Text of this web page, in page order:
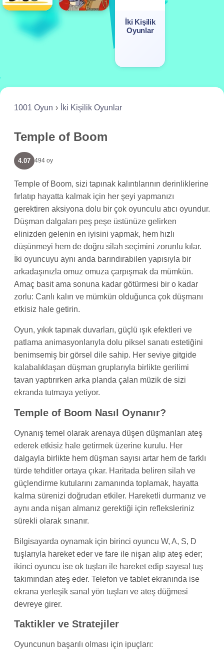
İki Kişilik
Oyunlar
1001 Oyun İki Kişilik Oyunlar
Temple of Boom
4.07 494 oy
Temple of Boom, sizi tapınak kalıntılarının derinliklerine
fırlatıp hayatta kalmak için her şeyi yapmanızı
gerektiren aksiyona dolu bir çok oyunculu atıcı oyundur.
Düşman dalgaları peş peşe üstünüze gelirken
elinizden gelenin en iyisini yapmak, hem hızlı
düşünmeyi hem de doğru silah seçimini zorunlu kılar.
İki oyuncuyu aynı anda barındırabilen yapısıyla bir
arkadaşınızla omuz omuza çarpışmak da mümkün.
Amaç basit ama sonuna kadar götürmesi bir o kadar
zorlu: Canlı kalın ve mümkün olduğunca çok düşmanı
etkisiz hale getirin.
Oyun, yıkık tapınak duvarları, güçlü ışık efektleri ve
patlama animasyonlarıyla dolu piksel sanatı estetiğini
benimsemiş bir görsel dile sahip. Her seviye gitgide
kalabalıklaşan düşman gruplarıyla birlikte gerilimi
tavan yaptırırken arka planda çalan müzik de sizi
ekranda tutmaya yetiyor.
Temple of Boom Nasıl Oynanır?
Oynanış temel olarak arenaya düşen düşmanları ateş
ederek etkisiz hale getirmek üzerine kurulu. Her
dalgayla birlikte hem düşman sayısı artar hem de farklı
türde tehditler ortaya çıkar. Haritada beliren silah ve
güçlendirme kutularını zamanında toplamak, hayatta
kalma sürenizi doğrudan etkiler. Hareketli durmanız ve
aynı anda nişan almanız gerektiği için refleksleriniz
sürekli olarak sınanır.
Bilgisayarda oynamak için birinci oyuncu W, A, S, D
tuşlarıyla hareket eder ve fare ile nişan alıp ateş eder;
ikinci oyuncu ise ok tuşları ile hareket edip sayısal tuş
takımından ateş eder. Telefon ve tablet ekranında ise
ekrana yerleşik sanal yön tuşları ve ateş düğmesi
devreye girer.
Taktikler ve Stratejiler
Oyuncunun başarılı olması için ipuçları: